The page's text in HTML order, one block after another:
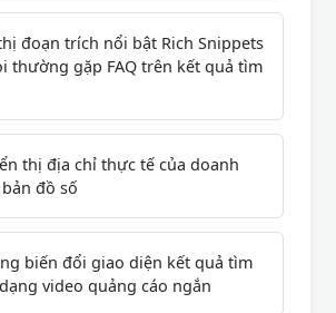
đoạn trích nổi bật Rich Snippets
thường gặp FAQ trên kết quả tìm
thị địa chỉ thực tế của doanh
đồ số
biến đổi giao diện kết quả tìm
video quảng cáo ngắn